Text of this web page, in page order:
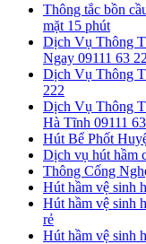
Thông tắc bồn
mặt 15 phút
Dịch Vụ Thông
Ngay 09111 63
Dịch Vụ Thông
222
Dịch Vụ Thông
Hà Tĩnh 09111
Hút Bể Phốt
Dịch vụ hút hầm
Thông Cống
Hút hầm vệ sinh
Hút hầm vệ sinh
rẻ
Hút hầm vệ sinh